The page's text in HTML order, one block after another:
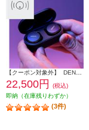
22,500円
(税込)
即納（在庫残りわずか）
(3件)